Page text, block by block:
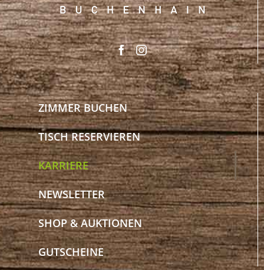
ZIMMER BUCHEN
TISCH RESERVIEREN
KARRIERE
NEWSLETTER
SHOP & AUKTIONEN
GUTSCHEINE